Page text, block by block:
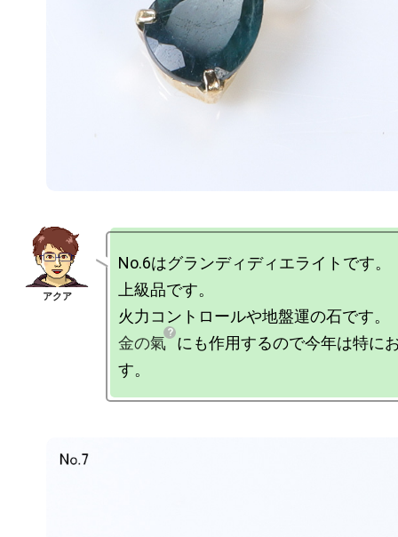
No.6はグランディディエライトです。
上級品です。
金の氣
にも作用するので今年は特に